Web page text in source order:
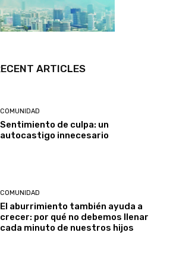
COMUNIDAD
Sentimiento de culpa: un
COMUNIDAD
El aburrimiento también ayuda a
crecer: por qué no debemos llenar